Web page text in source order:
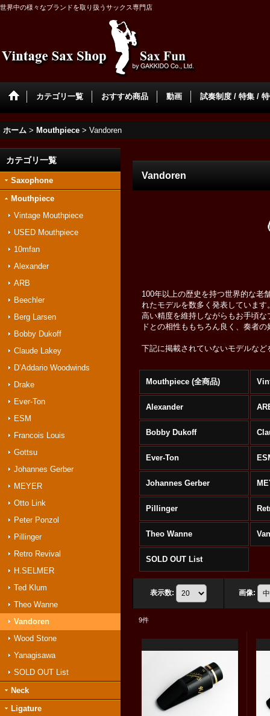
世界中の様々なブランドを取り扱うサックス専門店
カテゴリ一覧 おすすめ商品 動画 試奏制度 / 特集 /
ホーム > Mouthpiece > Vandoren
カテゴリ一覧
Saxophone
Mouthpiece
Vintage Mouthpiece
USED Mouthpiece
10mfan
Alexander
ARB
Beechler
Berg Larsen
Bobby Dukoff
Claude Lakey
D’Addario Woodwinds
Drake
Ever-Ton
ESM
Francois Louis
Gottsu
Johannes Gerber
MEYER
Otto Link
Peter Ponzol
Pillinger
Retro Revival
H.SELMER
Ted Klum
Theo Wanne
Vandoren
Wood Stone
Yanagisawa
SOLD OUT List
Neck
Ligature
Vandoren
100年以上の歴史を持つ世界的な老
れたモデルを数多く発表していま
高い精度を維持しながらもお手頃
ドとの相性ももちろん良く、奏者
下記に掲載されていないモデルな
Mouthpiece (全商品)
Alexander
Bobby Dukoff
Ever-Ton
Johannes Gerber
Pillinger
Theo Wanne
SOLD OUT List
表示数: 画像:
9件